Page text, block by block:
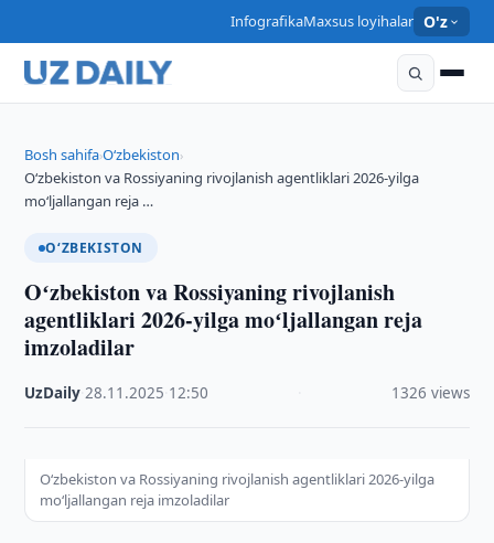
InfografikaMaxsus loyihalar O'z
Bosh sahifa›O‘zbekiston›
Oʻzbekiston va Rossiyaning rivojlanish agentliklari 2026-yilga
moʻljallangan reja …
O‘ZBEKISTON
Oʻzbekiston va Rossiyaning rivojlanish
agentliklari 2026-yilga moʻljallangan reja
imzoladilar
UzDaily ·28.11.2025 12:50 1326 views
Oʻzbekiston va Rossiyaning rivojlanish agentliklari 2026-yilga
moʻljallangan reja imzoladilar